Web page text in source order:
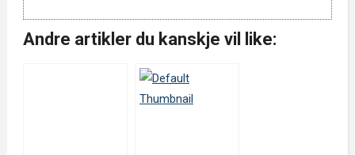
Andre artikler du kanskje vil like: